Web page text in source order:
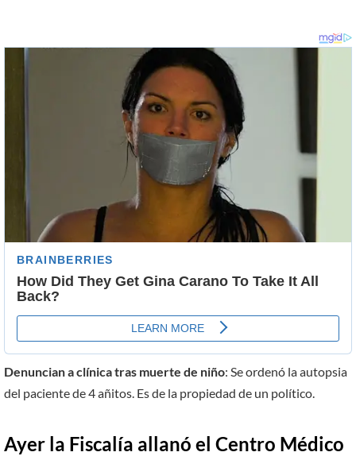
Denuncian a clínica tras muerte de niño: Se ordenó la autopsia
del paciente de 4 añitos. Es de la propiedad de un político.
Ayer la Fiscalía allanó el Centro Médico